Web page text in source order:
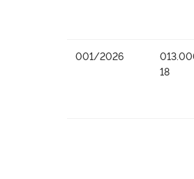
001/2026
18